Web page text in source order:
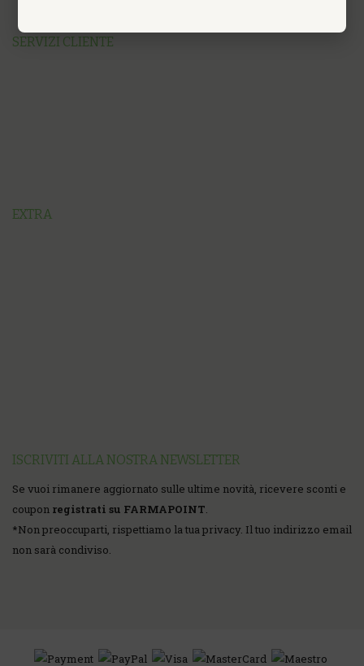
SERVIZI CLIENTE
EXTRA
ISCRIVITI ALLA NOSTRA NEWSLETTER
Se vuoi rimanere aggiornato sulle ultime novità, ricevere sconti e
coupon registrati su FARMAPOINT.
*Non preoccuparti, rispettiamo la tua privacy. Il tuo indirizzo email
non sarà condiviso.